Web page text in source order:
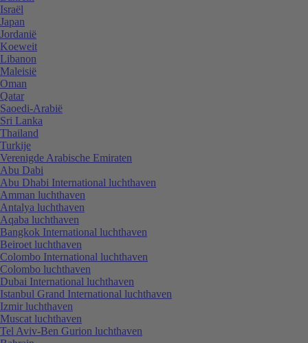
Israël
Japan
Jordanië
Koeweit
Libanon
Maleisië
Oman
Qatar
Saoedi-Arabië
Sri Lanka
Thailand
Turkije
Verenigde Arabische Emiraten
Abu Dabi
Abu Dhabi International luchthaven
Amman luchthaven
Antalya luchthaven
Aqaba luchthaven
Bangkok International luchthaven
Beiroet luchthaven
Colombo International luchthaven
Colombo luchthaven
Dubai International luchthaven
Istanbul Grand International luchthaven
Izmir luchthaven
Muscat luchthaven
Tel Aviv-Ben Gurion luchthaven